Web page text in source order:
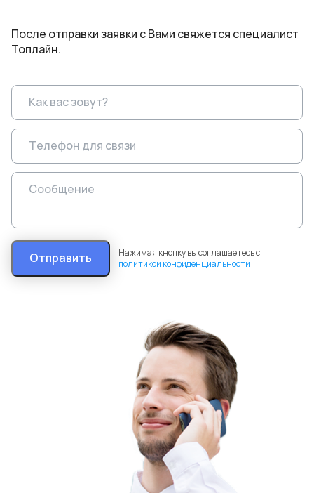
После отправки заявки с Вами свяжется специалист
Топлайн.
Отправить
Нажимая кнопку вы соглашаетесь с
политикой конфиденциальности